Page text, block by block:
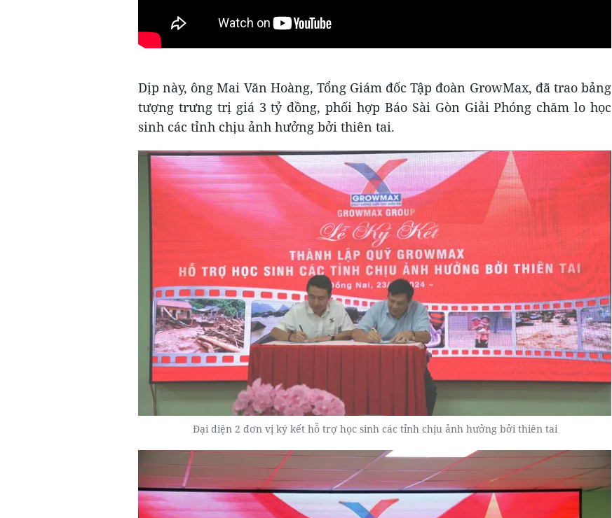
Dịp này, ông Mai Văn Hoàng, Tổng Giám đốc Tập đoàn GrowMax, đã trao bảng
tượng trưng trị giá 3 tỷ đồng, phối hợp Báo Sài Gòn Giải Phóng chăm lo học
sinh các tỉnh chịu ảnh hưởng bởi thiên tai.
Đại diện 2 đơn vị ký kết hỗ trợ học sinh các tỉnh chịu ảnh hưởng bởi thiên tai